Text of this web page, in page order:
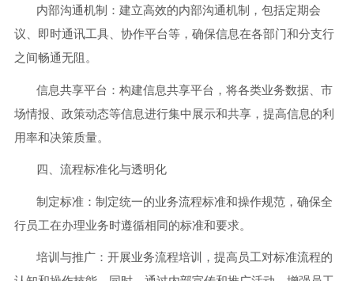
内部沟通机制：建立高效的内部沟通机制，包括定期会
议、即时通讯工具、协作平台等，确保信息在各部门和分支行
之间畅通无阻。
信息共享平台：构建信息共享平台，将各类业务数据、市
场情报、政策动态等信息进行集中展示和共享，提高信息的利
用率和决策质量。
四、流程标准化与透明化
制定标准：制定统一的业务流程标准和操作规范，确保全
行员工在办理业务时遵循相同的标准和要求。
培训与推广：开展业务流程培训，提高员工对标准流程的